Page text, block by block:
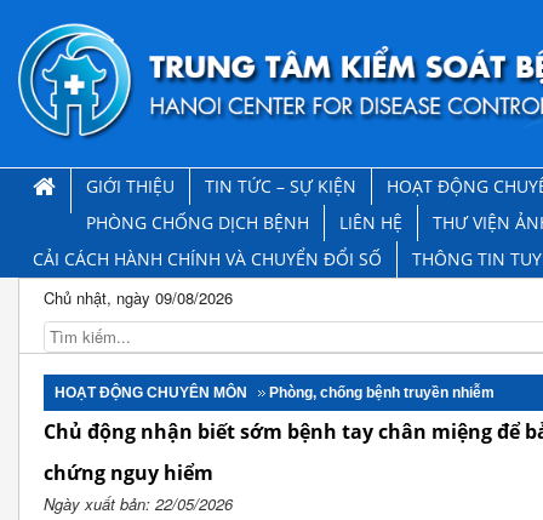
GIỚI THIỆU TIN TỨC – SỰ KIỆN
HOẠT ĐỘNG
PHÒNG CHỐNG DỊCH BỆNH
LIÊN HỆ
THƯ VIỆN
CẢI CÁCH HÀNH CHÍNH VÀ CHUYỂN ĐỔI SỐ
THÔNG TIN
Chủ nhật, ngày 09/08/2026
HOẠT ĐỘNG CHUYÊN MÔN Phòng, chống bệnh truyền nhiễm
Chủ động nhận biết sớm bệnh tay chân miệng để
chứng nguy hiểm
Ngày xuất bản: 22/05/2026